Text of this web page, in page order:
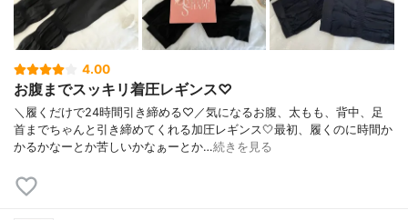
4.00
お腹までスッキリ着圧レギンス♡
＼履くだけで24時間引き締める♡／気になるお腹、太もも、背中、足
首までちゃんと引き締めてくれる加圧レギンス🤍最初、履くのに時間か
かるかなーとか苦しいかなぁーとか…続きを見る